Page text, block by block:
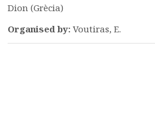
Dion (Grècia)
Organised by:Voutiras, E.